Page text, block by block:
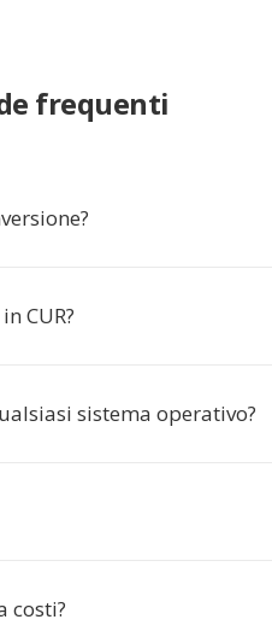
frequenti
CUR?
sistema operativo?
costi?